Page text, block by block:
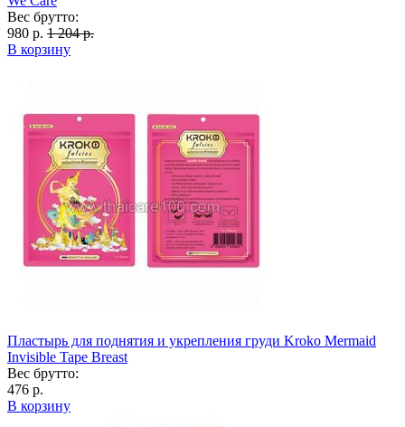
Вес брутто:
980 р. 1 204 р.
В корзину
Пластырь для поднятия и укрепления груди Kroko Mermaid
Invisible Tape Breast
Вес брутто:
476 р.
В корзину